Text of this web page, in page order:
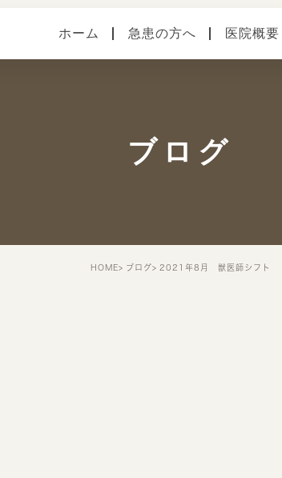
ホーム 急患の方へ 医院概要
本院（横須賀中央）
院内・設備システム
ブログ
HOME ブログ 2021年8月 獣医師シフト